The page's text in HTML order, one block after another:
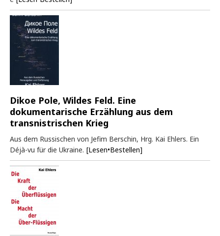
Dikoe Pole, Wildes Feld. Eine
dokumentarische Erzählung aus dem
transnistrischen Krieg
Aus dem Russischen von Jefim Berschin, Hrg. Kai Ehlers. Ein
Déjà-vu für die Ukraine. [Lesen•Bestellen]